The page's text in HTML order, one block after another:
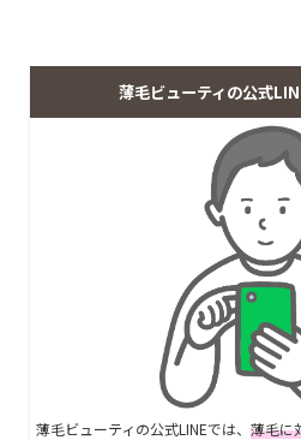
薄毛ビューティの公式
薄毛ビューティの公式LINEでは、 薄毛に